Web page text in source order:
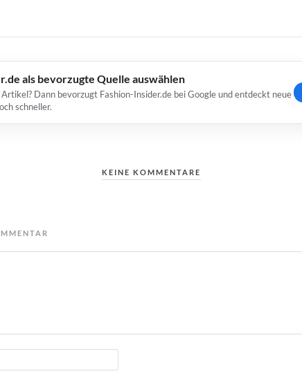
als bevorzugte Quelle auswählen
Dann bevorzugt Fashion-Insider.de bei Google und entdeckt neue
schneller.
KEINE KOMMENTARE